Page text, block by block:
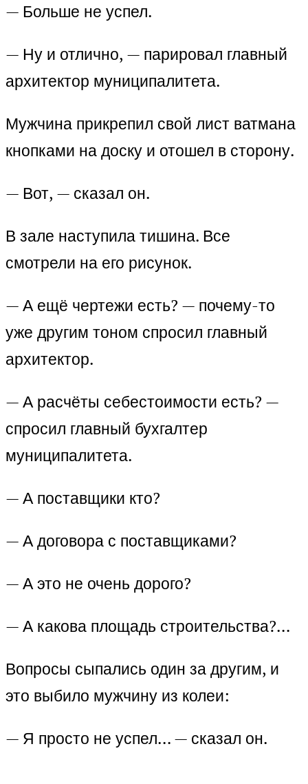
— Больше не успел.
— Ну и отлично, — парировал главный
архитектор муниципалитета.
Мужчина прикрепил свой лист ватмана
кнопками на доску и отошел в сторону.
— Вот, — сказал он.
В зале наступила тишина. Все
смотрели на его рисунок.
— А ещё чертежи есть? — почему-то
уже другим тоном спросил главный
архитектор.
— А расчёты себестоимости есть? —
спросил главный бухгалтер
муниципалитета.
— А поставщики кто?
— А договора с поставщиками?
— А это не очень дорого?
— А какова площадь строительства?…
Вопросы сыпались один за другим, и
это выбило мужчину из колеи:
— Я просто не успел… — сказал он.